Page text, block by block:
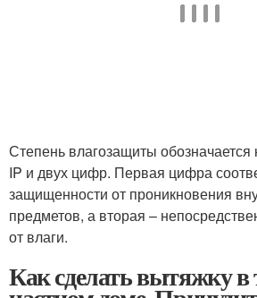
Степень влагозащиты
IP и двух цифр. Первая цифра
защищенности от проникновения
предметов, а вторая –
от влаги.
Как сделать вытяжку в